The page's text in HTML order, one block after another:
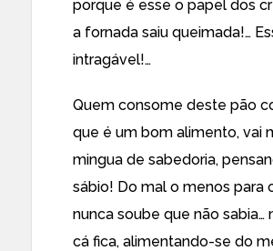
porque é esse o papel dos
a fornada saiu queimada!…
intragável!…
Quem consome deste pão
que é um bom alimento, vai
mingua de sabedoria,
sábio! Do mal o menos para
nunca soube que não sabia…
cá fica, alimentando-se do